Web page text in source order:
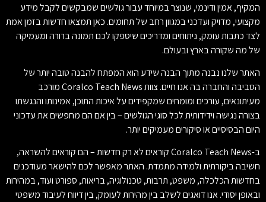
המקיף, אמין ודינמי, שנוצר במיוחד עבור גולשים שמבקשים לקבל מידע
מקצועי, מדויק ועדכני במגוון רחב של תחומים. כאן תמצאו חדשות בזמן אמת
לצד כתבות עומק, ניתוחים ומדריכים שיספקו לכם תמונה ברורה ומעמיקה
של מה שקורה בארץ ובעולם.
האתר שלנו נבנה מתוך הבנה שידע הוא המפתח להבנה טובה יותר של
הסביבה והחברה בה אנו חיים. צוות Coralco Teach News מורכב
מעיתונאים, עורכים ומומחים שמקפידים על איכות התוכן, אמינותו והנגשתו
בצורה נגישה וידידותית לכל סוגי הגולשים – בין אם הם מחפשים את עדכוני
היום הבסיסיים או סיקורים מעמיקים יותר.
ב-Coralco Teach News קוראים לא רק חדשות – הם קוראים להשראה,
חשיבה ביקורתית ולמידה מתמדת. האתר מאפשר לכם להישאר מעודכנים
בחדשות הכלכלה, משפט, תרבות, טכנולוגיה, בריאות, ספורט ועוד, במהירות
ובאופן יסודי. אנו דואגים לשלב בין מהירות לעומק, בין דיווח לעיבוד משפטי